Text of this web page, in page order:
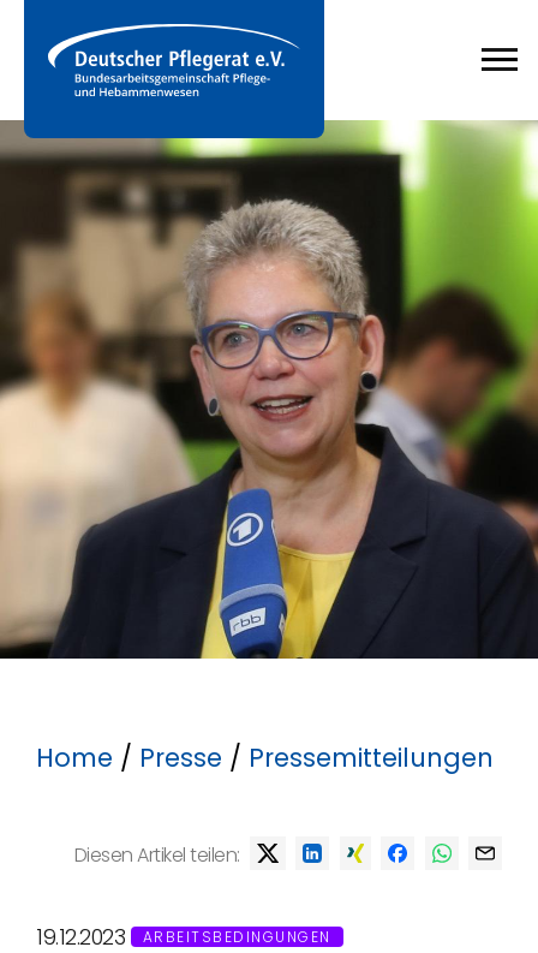
Home / Presse / Pressemitteilungen
Diesen Artikel teilen:
19.12.2023
ARBEITSBEDINGUNGEN